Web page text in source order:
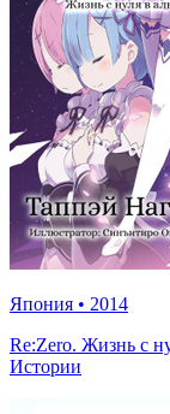
Япония • 2014
Re:Zero. Жизнь с
Истории